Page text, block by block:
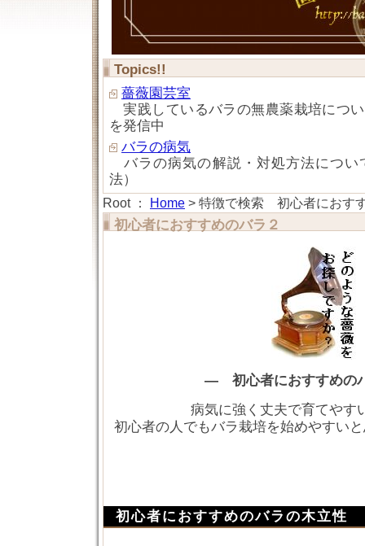
Topics!!
薔薇園芸室
実践しているバラの無農薬栽培につ
を発信中
バラの病気
バラの病気の解説・対処方法につい
法）
Root ： Home > 特徴で検索 初心者におす
初心者におすすめのバラ２
― 初心者におすすめの
病気に強く丈夫で育てやす
初心者の人でもバラ栽培を始めやすい
初心者におすすめのバラの木立性